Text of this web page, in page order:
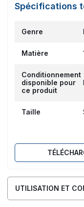
Spécifications
Genre
Matière
Conditionnement
disponible pour
ce produit
Taille
UTILISATION ET